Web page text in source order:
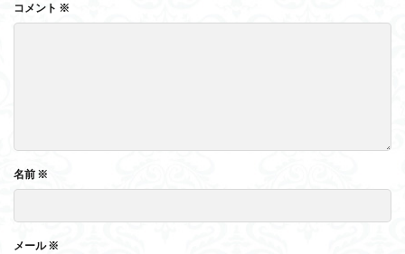
コメント ※
名前 ※
メール※